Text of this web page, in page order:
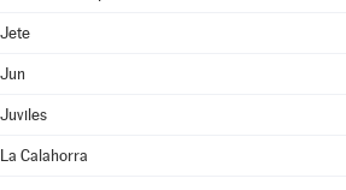
Jete
Jun
Juviles
La Calahorra